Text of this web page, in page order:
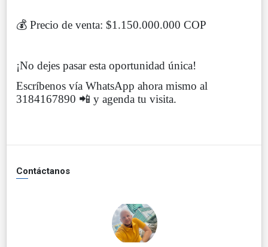
💰 Precio de venta: $1.150.000.000 COP
¡No dejes pasar esta oportunidad única!
Escríbenos vía WhatsApp ahora mismo al
3184167890 📲 y agenda tu visita.
Contáctanos